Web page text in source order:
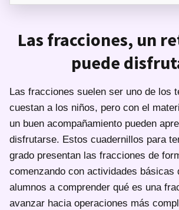
Las fracciones, un
puede
Las fracciones suelen ser uno de los
cuestan a los niños, pero con el
un buen acompañamiento pueden
disfrutarse. Estos cuadernillos para
grado presentan las fracciones de
comenzando con actividades básicas
alumnos a comprender qué es una
avanzar hacia operaciones más